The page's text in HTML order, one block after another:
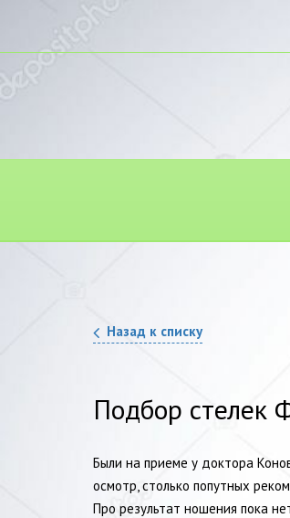
Назад к списку
Подбор стелек
Были на приеме у доктора
осмотр, столько попутных
Про результат ношения пока